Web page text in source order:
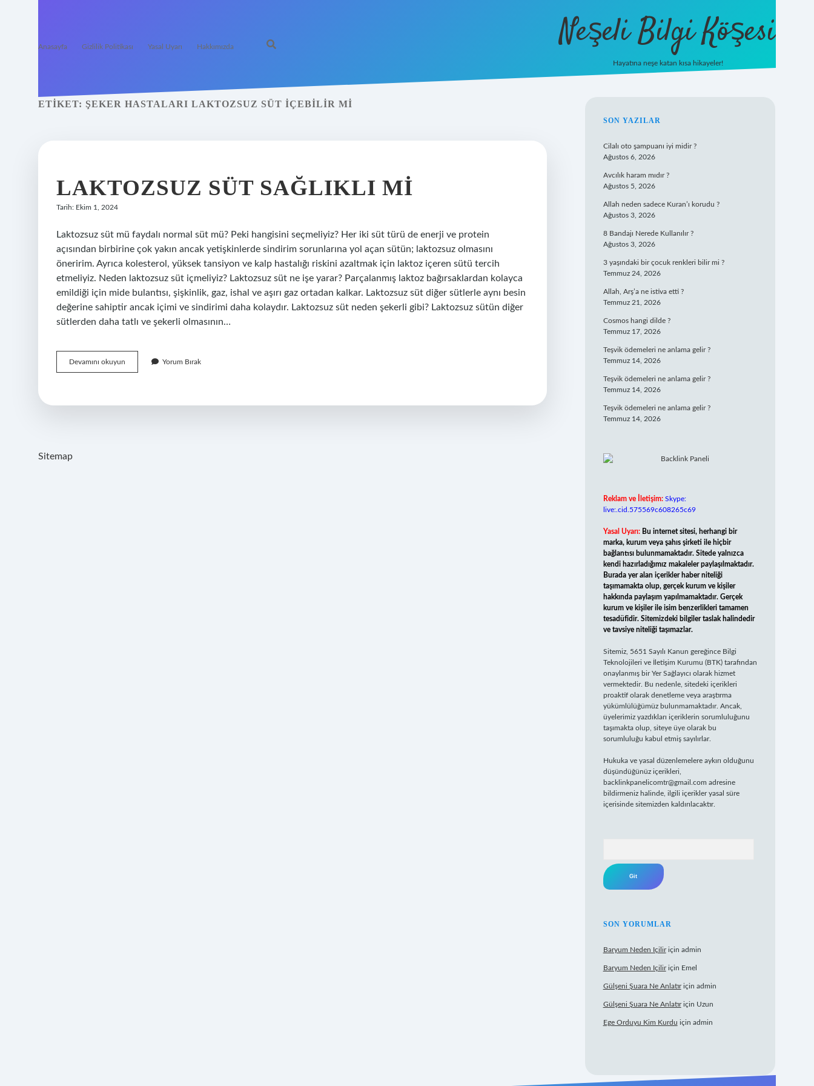
Anasayfa Gizlilik Politikası Yasal Uyarı Hakkımızda Neşeli Bilgi Köşesi
Hayatına neşe katan kısa hikayeler!
ETIKET: ŞEKER HASTALARI LAKTOZSUZ SÜT IÇEBILIR MI
LAKTOZSUZ SÜT SAĞLIKLI MI
Tarih: Ekim 1, 2024
Laktozsuz süt mü faydalı normal süt mü? Peki hangisini seçmeliyiz? Her iki süt türü de enerji ve protein
açısından birbirine çok yakın ancak yetişkinlerde sindirim sorunlarına yol açan sütün; laktozsuz olmasını
öneririm. Ayrıca kolesterol, yüksek tansiyon ve kalp hastalığı riskini azaltmak için laktoz içeren sütü tercih
etmeliyiz. Neden laktozsuz süt içmeliyiz? Laktozsuz süt ne işe yarar? Parçalanmış laktoz bağırsaklardan kolayca
emildiği için mide bulantısı, şişkinlik, gaz, ishal ve aşırı gaz ortadan kalkar. Laktozsuz süt diğer sütlerle aynı besin
değerine sahiptir ancak içimi ve sindirimi daha kolaydır. Laktozsuz süt neden şekerli gibi? Laktozsuz sütün diğer
sütlerden daha tatlı ve şekerli olmasının…
Devamını okuyun Laktozsuz
Süt
Yorum Bırak
Sitemap
SIDEBAR
SON YAZILAR
Cilalı oto şampuanı iyi midir ?
Ağustos 6, 2026
Avcılık haram mıdır ?
Ağustos 5, 2026
Allah neden sadece Kuran’ı korudu ?
Ağustos 3, 2026
8 Bandajı Nerede Kullanılır ?
Ağustos 3, 2026
3 yaşındaki bir çocuk renkleri bilir mi ?
Temmuz 24, 2026
Allah, Arş’a ne istiva etti ?
Temmuz 21, 2026
Cosmos hangi dilde ?
Temmuz 17, 2026
Teşvik ödemeleri ne anlama gelir ?
Temmuz 14, 2026
Teşvik ödemeleri ne anlama gelir ?
Temmuz 14, 2026
Teşvik ödemeleri ne anlama gelir ?
Temmuz 14, 2026
Reklam ve İletişim: Skype:
live:.cid.575569c608265c69
Yasal Uyarı: Bu internet sitesi, herhangi bir
marka, kurum veya şahıs şirketi ile hiçbir
bağlantısı bulunmamaktadır. Sitede yalnızca
kendi hazırladığımız makaleler paylaşılmaktadır.
Burada yer alan içerikler haber niteliği
taşımamakta olup, gerçek kurum ve kişiler
hakkında paylaşım yapılmamaktadır. Gerçek
kurum ve kişiler ile isim benzerlikleri tamamen
tesadüfidir. Sitemizdeki bilgiler taslak halindedir
ve tavsiye niteliği taşımazlar.
Sitemiz, 5651 Sayılı Kanun gereğince Bilgi
Teknolojileri ve İletişim Kurumu (BTK) tarafından
onaylanmış bir Yer Sağlayıcı olarak hizmet
vermektedir. Bu nedenle, sitedeki içerikleri
proaktif olarak denetleme veya araştırma
yükümlülüğümüz bulunmamaktadır. Ancak,
üyelerimiz yazdıkları içeriklerin sorumluluğunu
taşımakta olup, siteye üye olarak bu
sorumluluğu kabul etmiş sayılırlar.
Hukuka ve yasal düzenlemelere aykırı olduğunu
düşündüğünüz içerikleri,
backlinkpanelicomtr@gmail.com adresine
bildirmeniz halinde, ilgili içerikler yasal süre
içerisinde sitemizden kaldırılacaktır.
SON YORUMLAR
Baryum Neden Içiliriçin admin
Baryum Neden Içiliriçin Emel
Gülşeni Şuara Ne Anlatıriçin admin
Gülşeni Şuara Ne Anlatıriçin Uzun
Ege Orduyu Kim Kurdu için admin